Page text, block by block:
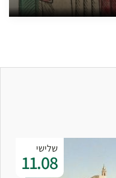
שלישי
11.08